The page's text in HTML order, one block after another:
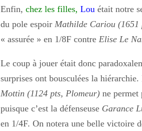
Enfin, chez les filles, Lou était notre
du pole espoir Mathilde Cariou (1651
« assurée » en 1/8F contre Elise Le
Le coup à jouer était donc
surprises ont bousculées la
Mottin (1124 pts, Plomeur) ne permet
puisque c’est la défenseuse Garance
en 1/4F. On notera une belle victoire